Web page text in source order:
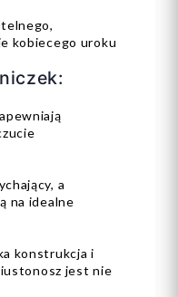
kobiecego uroku
a
na idealne
konstrukcja i
jest nie